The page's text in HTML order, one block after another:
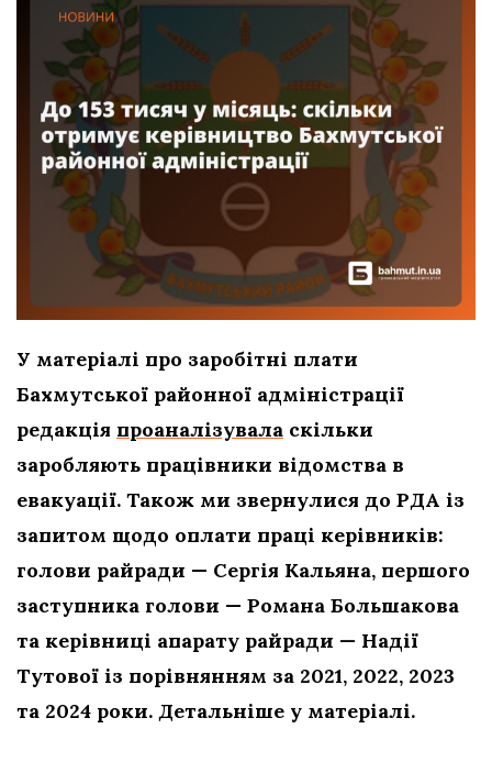
У матеріалі про заробітні плати
Бахмутської районної адміністрації
редакція проаналізувала скільки
заробляють працівники відомства в
евакуації. Також ми звернулися до РДА із
запитом щодо оплати праці керівників:
голови райради — Сергія Кальяна, першого
заступника голови — Романа Большакова
та керівниці апарату райради — Надії
Тутової із порівнянням за 2021, 2022, 2023
та 2024 роки. Детальніше у матеріалі.